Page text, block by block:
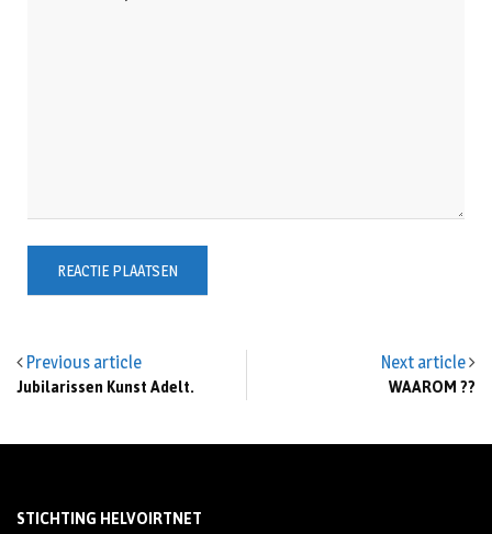
Previous article
Jubilarissen Kunst Adelt.
Next article
WAAROM ??
STICHTING HELVOIRTNET